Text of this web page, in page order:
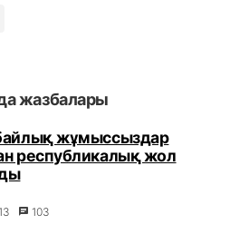
жазбалары
жұмыссыздар
республикалық жол
103